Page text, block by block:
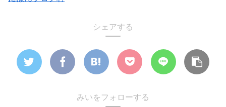
シェアする
みいをフォローする